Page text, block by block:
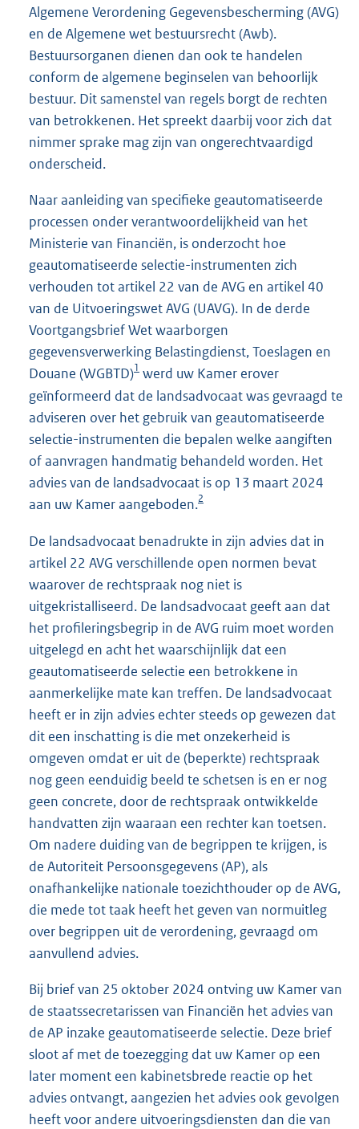
Algemene Verordening Gegevensbescherming (AVG)
en de Algemene wet bestuursrecht (Awb).
Bestuursorganen dienen dan ook te handelen
conform de algemene beginselen van behoorlijk
bestuur. Dit samenstel van regels borgt de rechten
van betrokkenen. Het spreekt daarbij voor zich dat
nimmer sprake mag zijn van ongerechtvaardigd
onderscheid.
Naar aanleiding van specifieke geautomatiseerde
processen onder verantwoordelijkheid van het
Ministerie van Financiën, is onderzocht hoe
geautomatiseerde selectie-instrumenten zich
verhouden tot artikel 22 van de AVG en artikel 40
van de Uitvoeringswet AVG (UAVG). In de derde
Voortgangsbrief Wet waarborgen
gegevensverwerking Belastingdienst, Toeslagen en
Douane (WGBTD)1 werd uw Kamer erover
geïnformeerd dat de landsadvocaat was gevraagd te
adviseren over het gebruik van geautomatiseerde
selectie-instrumenten die bepalen welke aangiften
of aanvragen handmatig behandeld worden. Het
advies van de landsadvocaat is op 13 maart 2024
aan uw Kamer aangeboden.2
De landsadvocaat benadrukte in zijn advies dat in
artikel 22 AVG verschillende open normen bevat
waarover de rechtspraak nog niet is
uitgekristalliseerd. De landsadvocaat geeft aan dat
het profileringsbegrip in de AVG ruim moet worden
uitgelegd en acht het waarschijnlijk dat een
geautomatiseerde selectie een betrokkene in
aanmerkelijke mate kan treffen. De landsadvocaat
heeft er in zijn advies echter steeds op gewezen dat
dit een inschatting is die met onzekerheid is
omgeven omdat er uit de (beperkte) rechtspraak
nog geen eenduidig beeld te schetsen is en er nog
geen concrete, door de rechtspraak ontwikkelde
handvatten zijn waaraan een rechter kan toetsen.
Om nadere duiding van de begrippen te krijgen, is
de Autoriteit Persoonsgegevens (AP), als
onafhankelijke nationale toezichthouder op de AVG,
die mede tot taak heeft het geven van normuitleg
over begrippen uit de verordening, gevraagd om
aanvullend advies.
Bij brief van 25 oktober 2024 ontving uw Kamer van
de staatssecretarissen van Financiën het advies van
de AP inzake geautomatiseerde selectie. Deze brief
sloot af met de toezegging dat uw Kamer op een
later moment een kabinetsbrede reactie op het
advies ontvangt, aangezien het advies ook gevolgen
heeft voor andere uitvoeringsdiensten dan die van